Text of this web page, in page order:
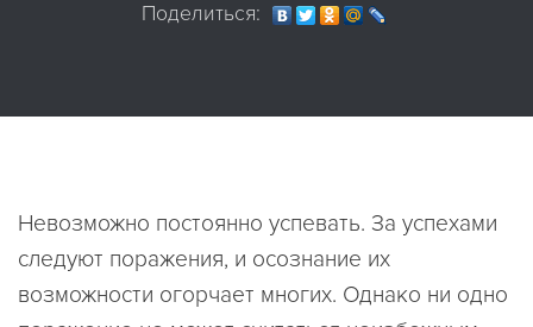
Поделиться:
Невозможно постоянно успевать. За успехами
следуют поражения, и осознание их
возможности огорчает многих. Однако ни одно